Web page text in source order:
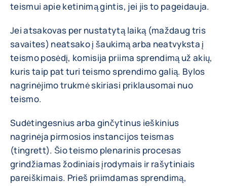
teismui apie ketinimą gintis, jei jis to pageidauja.
Jei atsakovas per nustatytą laiką (maždaug tris
savaites) neatsako į šaukimą arba neatvyksta į
teismo posėdį, komisija priima sprendimą už akių,
kuris taip pat turi teismo sprendimo galią. Bylos
nagrinėjimo trukmė skiriasi priklausomai nuo
teismo.
Sudėtingesnius arba ginčytinus ieškinius
nagrinėja pirmosios instancijos teismas
(tingrett). Šio teismo plenarinis procesas
grindžiamas žodiniais įrodymais ir rašytiniais
pareiškimais. Prieš priimdamas sprendimą,